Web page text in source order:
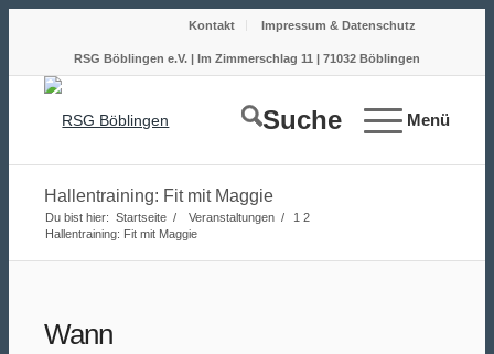
Kontakt Impressum & Datenschutz
RSG Böblingen e.V. | Im Zimmerschlag 11 | 71032 Böblingen
Suche Menü
Hallentraining: Fit mit Maggie
Du bist hier: Startseite 1
/ Veranstaltungen 2
/
Hallentraining: Fit mit Maggie
Wann